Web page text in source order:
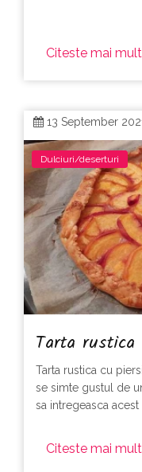
Citeste mai mult
13 September
Dulciuri/deserturi
Tarta
Tarta rustica cu
se simte gustul de
sa intregeasca
Citeste mai mult